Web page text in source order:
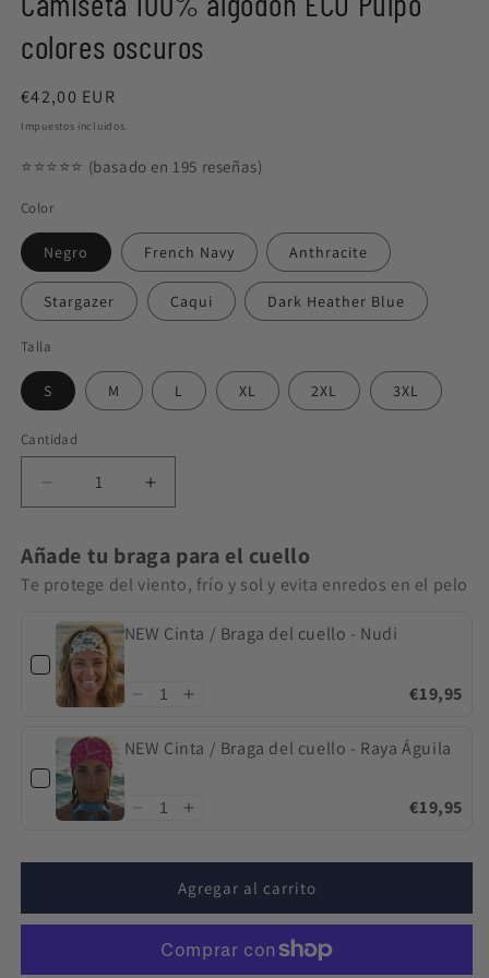
modal
colores oscuros
Precio
habitual
€42,00 EUR
Impuestos incluidos.
⭐️⭐️⭐️⭐️⭐️ (basado en 195 reseñas)
Color
Negro French Navy Anthracite
Stargazer Caqui Dark Heather Blue
Talla
S M L XL 2XL 3XL
Cantidad
Reducir
cantidad
Camiseta
100%
ECO
Pulpo
colores
oscuros
Aumentar
cantidad
Camiseta
100%
ECO
oscuros
Añade tu braga para el cuello
Te protege del viento, frío y sol y evita enredos en el pelo
NEW Cinta / Braga del cuello - Nudi
€19,95
NEW Cinta / Braga del cuello - Raya Águila
€19,95
Agregar al carrito